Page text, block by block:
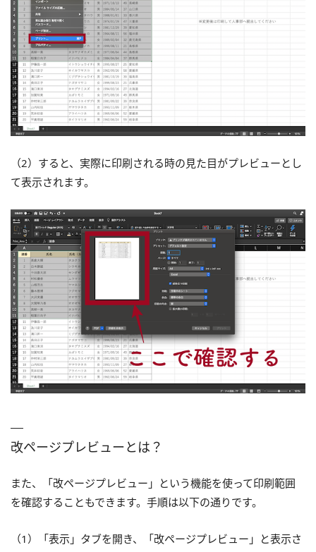
（2）すると、実際に印刷される時の見た目がプレビューとし
て表示されます。
改ページプレビューとは？
また、「改ページプレビュー」という機能を使って印刷範囲
を確認することもできます。手順は以下の通りです。
（1）「表示」タブを開き、「改ページプレビュー」と表示さ